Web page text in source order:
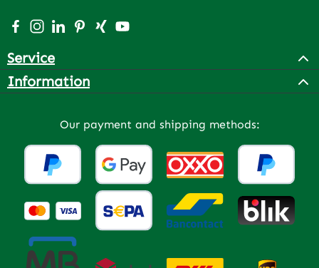
Visit us on Facebook – opens in a new browser tab
Check us out on Instagram – opens in a new
Connect with us on LinkedIn – opens in a new
Get inspired on Pinterest – opens in a new
Connect with us on Xing – opens in a
Watch our videos on YouTube –
Service
Information
Our payment and shipping methods: